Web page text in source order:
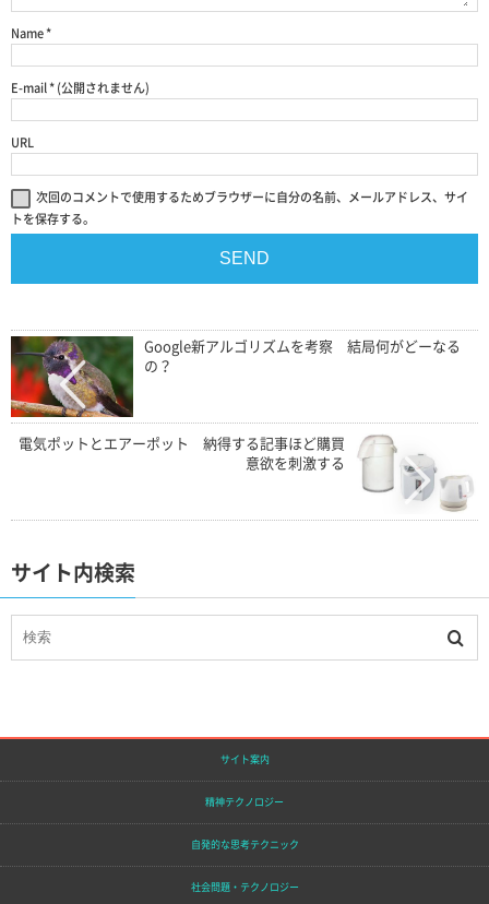
Name*
E-mail*(公開されません)
URL
次回のコメントで使用するためブラウザーに自分の名前、メールアドレス、サイ
トを保存する。
Google新アルゴリズムを考察 結局何がどーなる
の？
電気ポットとエアーポット 納得する記事ほど購買
意欲を刺激する
サイト内検索
サイト案内
精神テクノロジー
自発的な思考テクニック
社会問題・テクノロジー